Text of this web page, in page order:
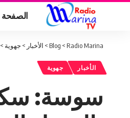
الصفحة
Radio Marina
>
Blog
> الأخبار > جهوية >
الأخبار جهوية
سوسة: